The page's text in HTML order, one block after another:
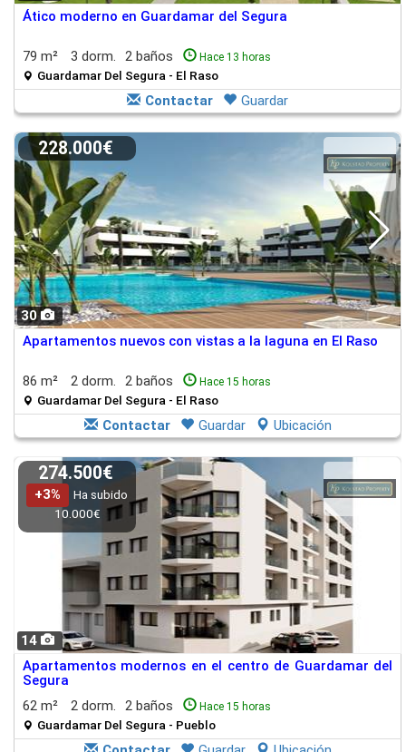
Ático moderno en Guardamar del Segura
79 m² 3 dorm. 2 baños Hace 13 horas
Guardamar Del Segura - El Raso
Contactar Guardar
30
228.000€
Apartamentos nuevos con vistas a la laguna en El Raso
86 m² 2 dorm. 2 baños Hace 15 horas
Guardamar Del Segura - El Raso
Contactar Guardar Ubicación
14
274.500€
+3%
Ha subido
10.000€
Apartamentos modernos en el centro de Guardamar del
Segura
62 m²
2 dorm. 2 baños Hace 15 horas
Guardamar Del Segura - Pueblo